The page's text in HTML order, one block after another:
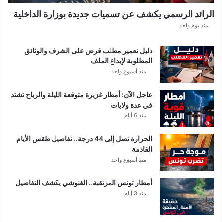
ق
أ
ك
ث
ر
ت
أ
ث
رً
الرائد الرسمي يكشف عن تسميات جديدة بوزارة الداخلية
منذ يوم واحد
دليل تعمير مطلب قرض على الشرف والوثائق
المطلوبة لإيداع الملف
منذ أسبوع واحد
عاجل الآن: أمطار غزيرة متوقعة الليلة والرياح تشتد
في عدة ولايات
منذ 6 أيام
الحرارة تصل إلى 44 درجة.. تفاصيل طقس الأيام
القادمة
منذ أسبوع واحد
أمطار تونس المرتقبة.. الغنوشي يكشف التفاصيل
منذ 3 أيام